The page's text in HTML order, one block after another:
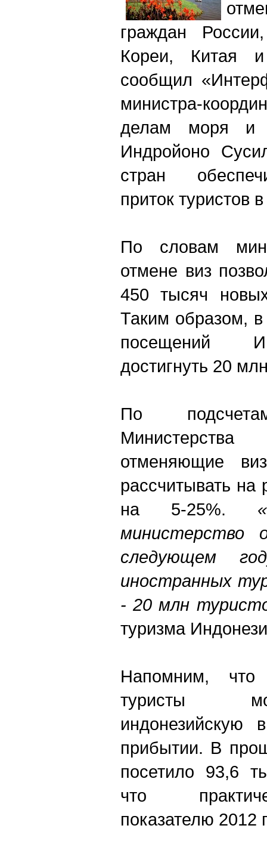
граждан
Кореи, Китая
сообщил
министра-
делам моря и
Индройоно
стран
приток туристов
По словам
отмене виз
450 тысяч
Таким образом, в
посещений
достигнуть 20
По
отменяющие
рассчитывать на
на 5-25%.
министерство
следующем
иностранных
- 20 млн
туризма
Напомним, что
туристы
индонезийскую
прибытии. В
посетило 93,6
что
показателю 2012